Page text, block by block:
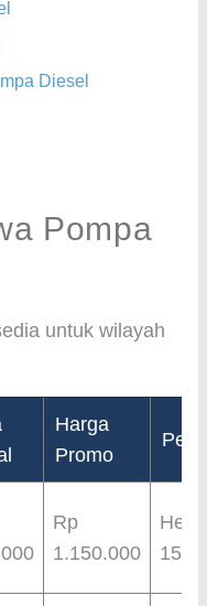
Diesel
Pompa
untuk wilayah
Harga
Promo
Rp
1.150.000